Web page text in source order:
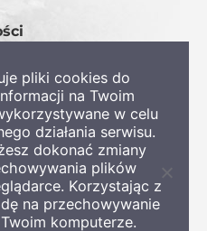
Szczaniec
pliki cookies do
na Twoim
w celu
działania serwisu.
dokonać zmiany
plików
Korzystając z
na przechowywanie
komputerze.